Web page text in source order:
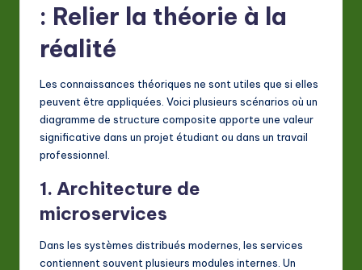
: Relier la théorie à la
réalité
Les connaissances théoriques ne sont utiles que si elles
peuvent être appliquées. Voici plusieurs scénarios où un
diagramme de structure composite apporte une valeur
significative dans un projet étudiant ou dans un travail
professionnel.
1. Architecture de
microservices
Dans les systèmes distribués modernes, les services
contiennent souvent plusieurs modules internes. Un